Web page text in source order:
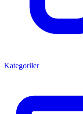
Kategoriler